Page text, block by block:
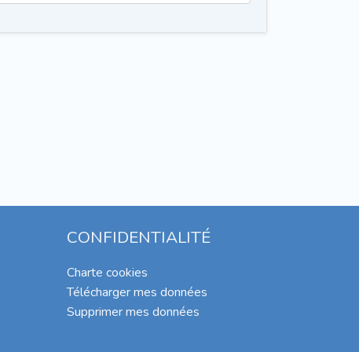
CONFIDENTIALITÉ
Charte cookies
Télécharger mes données
Supprimer mes données